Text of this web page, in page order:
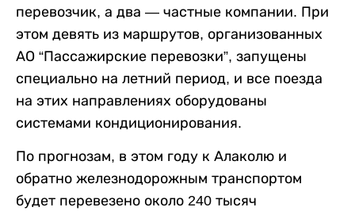
перевозчик, а два — частные компании. При
этом девять из маршрутов, организованных
АО “Пассажирские перевозки”, запущены
специально на летний период, и все поезда
на этих направлениях оборудованы
системами кондиционирования.
По прогнозам, в этом году к Алаколю и
обратно железнодорожным транспортом
будет перевезено около 240 тысяч